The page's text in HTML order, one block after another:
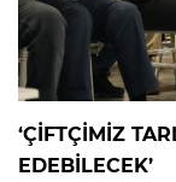
‘ÇİFTÇİMİZ
EDEBİLECEK’